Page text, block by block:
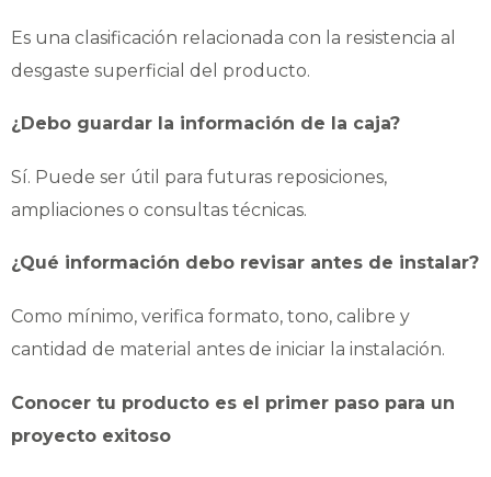
Es una clasificación relacionada con la resistencia al
desgaste superficial del producto.
¿Debo guardar la información de la caja?
Sí. Puede ser útil para futuras reposiciones,
ampliaciones o consultas técnicas.
¿Qué información debo revisar antes de instalar?
Como mínimo, verifica formato, tono, calibre y
cantidad de material antes de iniciar la instalación.
Conocer tu producto es el primer paso para un
proyecto exitoso